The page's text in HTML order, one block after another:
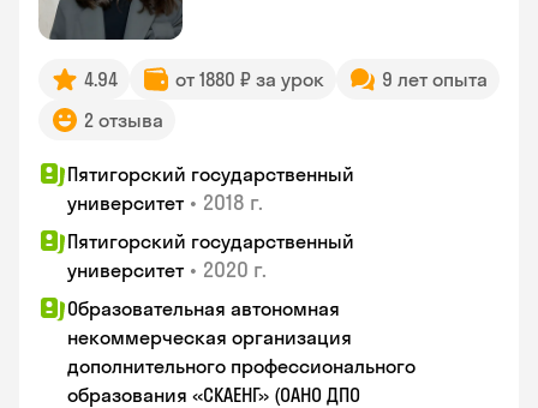
4.94 от 1880 ₽ за урок
9 лет опыта
2 отзыва
Пятигорский государственный
университет • 2018 г.
Пятигорский государственный
университет • 2020 г.
Образовательная автономная
некоммерческая организация
дополнительного профессионального
образования «СКАЕНГ» (ОАНО ДПО